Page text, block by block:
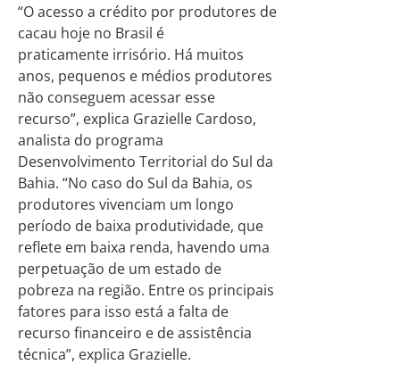
“O acesso a crédito por produtores de
cacau hoje no Brasil é
praticamente irrisório. Há muitos
anos, pequenos e médios produtores
não conseguem acessar esse
recurso”, explica Grazielle Cardoso,
analista do programa
Desenvolvimento Territorial do Sul da
Bahia. “No caso do Sul da Bahia, os
produtores vivenciam um longo
período de baixa produtividade, que
reflete em baixa renda, havendo uma
perpetuação de um estado de
pobreza na região. Entre os principais
fatores para isso está a falta de
recurso financeiro e de assistência
técnica”, explica Grazielle.